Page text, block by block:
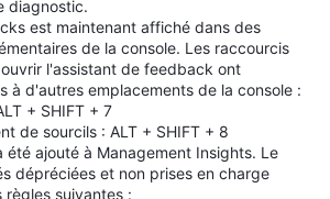
diagnostic.
est maintenant affiché dans des
de la console. Les raccourcis
l'assistant de feedback ont
à d'autres emplacements de la console :
+ SHIFT + 7
de sourcils : ALT + SHIFT + 8
été ajouté à Management Insights. Le
dépréciées et non prises en charge
règles suivantes :